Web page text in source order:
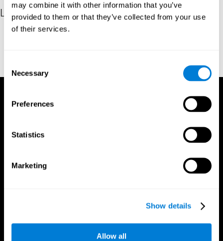
may combine it with other information that you’ve
provided to them or that they’ve collected from your use
of their services.
Selection
Necessary
Preferences
Statistics
Marketing
Show details
Allow all
Les références
Bastiaanse, Y. R. M., Edwards, S., Maas, E., & Rispens, J. E.